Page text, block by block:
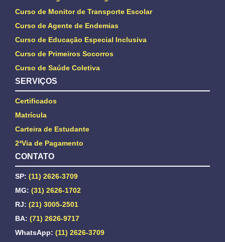
Curso de Monitor de Transporte Escolar
Curso de Agente de Endemias
Curso de Educação Especial Inclusiva
Curso de Primeiros Socorros
Curso de Saúde Coletiva
SERVIÇOS
Certificados
Matrícula
Carteira de Estudante
2ªVia de Pagamento
CONTATO
SP: (11) 2626-3709
MG: (31) 2626-1702
RJ: (21) 3005-2501
BA: (71) 2626-9717
WhatsApp: (11) 2626-3709